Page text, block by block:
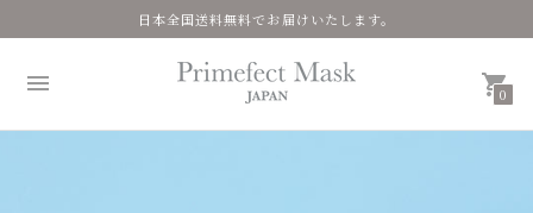
日本全国送料無料でお届けいたします。
0